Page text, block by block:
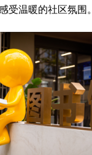
受温暖的社区氛围。